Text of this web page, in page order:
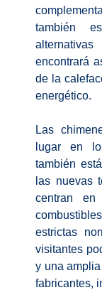
también
encontrará
de la
energético.
Las
lugar en
también
las nuevas
centran en
estrictas
visitantes
y una
fabricantes,